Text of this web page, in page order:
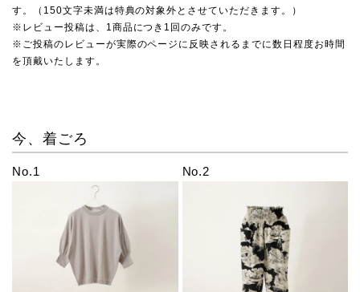
す。（150文字未満は特典の対象外とさせていただきます。）
※レビュー投稿は、1商品につき1回のみです。
※ご投稿のレビューが実際のページに反映されるまでに数日程度お時間
を頂戴いたします。
今、着ごろ
No.1 No.2